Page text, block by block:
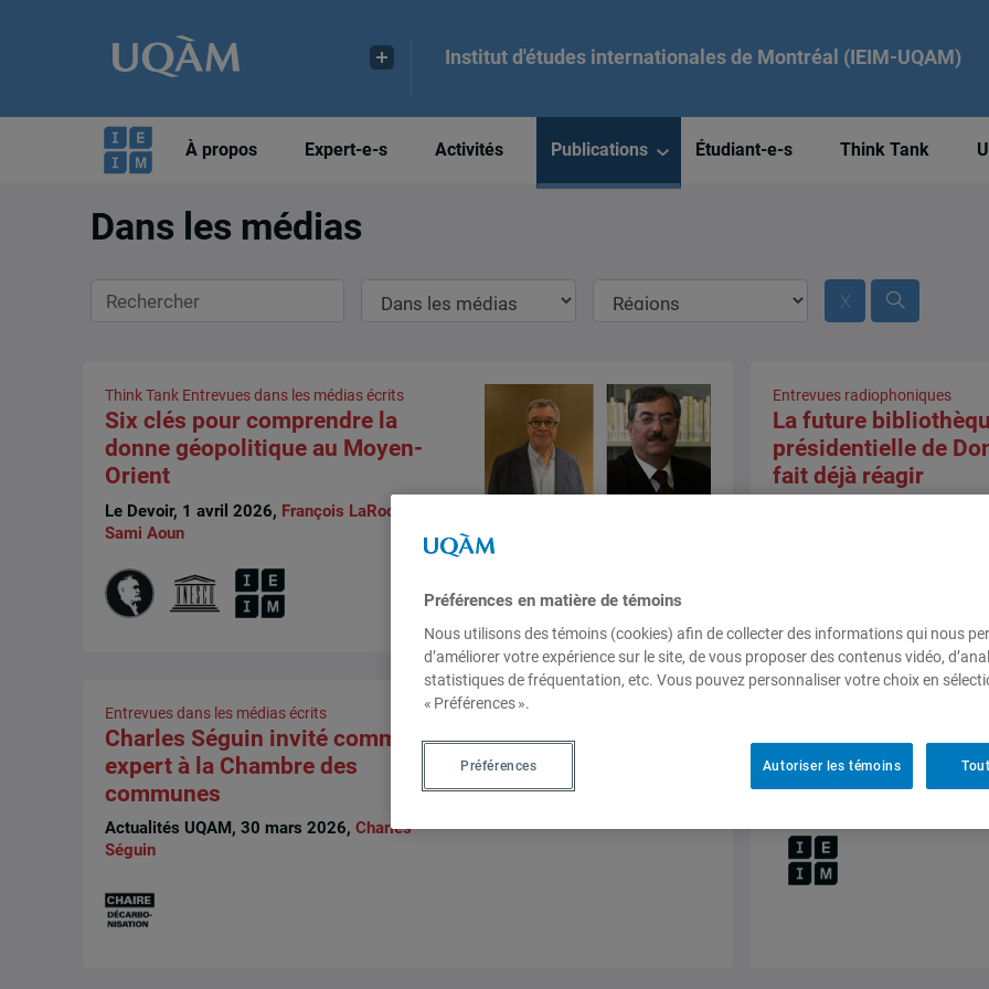
Institut d'études internationales de Montréal (IEIM-UQAM)
À propos Expert-e-s Activités Publications Étudiant-e-s Think Tank
Dans les médias
Rechercher
Dans
les
Régions
Think Tank Entrevues dans les médias écrits
Six clés pour comprendre la
donne géopolitique au Moyen-
Orient
Le Devoir, 1 avril 2026, François LaRochelle
Sami Aoun
Entrevues radiophoniques
La future
présidentielle de
fait déjà réagir
Entrevues dans les médias écrits
Charles Séguin invité comme
expert à la Chambre des
communes
Actualités UQAM, 30 mars 2026, Charles
Séguin
Le Canada resserre
pour les demandeurs
Préférences en matière de témoins
Nous utilisons des témoins (cookies) afin de collecter des informations qui nous
d’améliorer votre expérience sur le site, de vous proposer des contenus vidéo,
statistiques de fréquentation, etc. Vous pouvez personnaliser votre choix en
« Préférences ».
Autoriser les témoins
Préférences